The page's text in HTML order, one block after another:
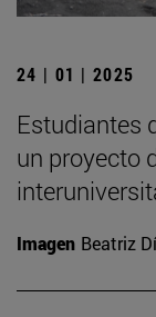
24 | 01 | 2025
Estudiantes
un proyecto
Imagen Beatriz